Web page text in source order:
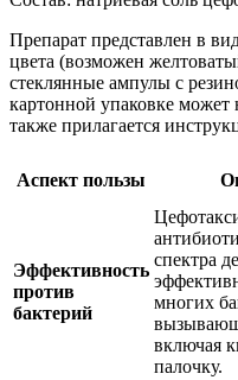
Препарат представлен в
цвета (возможен
стеклянные ампулы с
картонной упаковке может
также прилагается
Аспект пользы
Эффективность
против
бактерий
спектра
многих
включая
палочку.